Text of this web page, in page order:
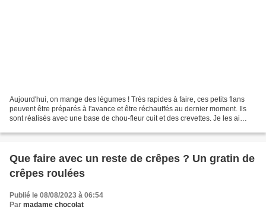
Aujourd'hui, on mange des légumes ! Très rapides à faire, ces petits flans
peuvent être préparés à l'avance et être réchauffés au dernier moment. Ils
sont réalisés avec une base de chou-fleur cuit et des crevettes. Je les ai
Que faire avec un reste de crêpes ? Un gratin de
crêpes roulées
Publié le 08/08/2023 à 06:54
Par madame chocolat